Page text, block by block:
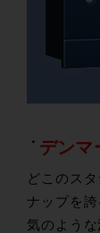
デンマ
どこのス
ナップを
気のよう